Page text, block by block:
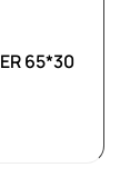
65*30